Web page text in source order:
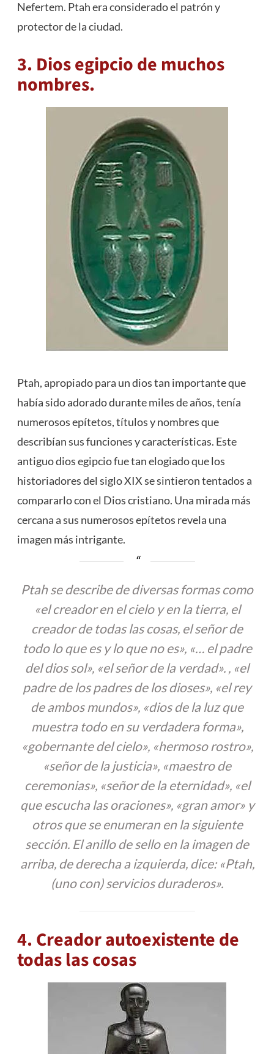
Nefertem. Ptah era considerado el patrón y
protector de la ciudad.
3. Dios egipcio de muchos
nombres.
Ptah, apropiado para un dios tan importante que
había sido adorado durante miles de años, tenía
numerosos epítetos, títulos y nombres que
describían sus funciones y características. Este
antiguo dios egipcio fue tan elogiado que los
historiadores del siglo XIX se sintieron tentados a
compararlo con el Dios cristiano. Una mirada más
cercana a sus numerosos epítetos revela una
imagen más intrigante.
Ptah se describe de diversas formas como
«el creador en el cielo y en la tierra, el
creador de todas las cosas, el señor de
todo lo que es y lo que no es», «… el padre
del dios sol», «el señor de la verdad». , «el
padre de los padres de los dioses», «el rey
de ambos mundos», «dios de la luz que
muestra todo en su verdadera forma»,
«gobernante del cielo», «hermoso rostro»,
«señor de la justicia», «maestro de
ceremonias», «señor de la eternidad», «el
que escucha las oraciones», «gran amor» y
otros que se enumeran en la siguiente
sección. El anillo de sello en la imagen de
arriba, de derecha a izquierda, dice: «Ptah,
(uno con) servicios duraderos».
4. Creador autoexistente de
todas las cosas